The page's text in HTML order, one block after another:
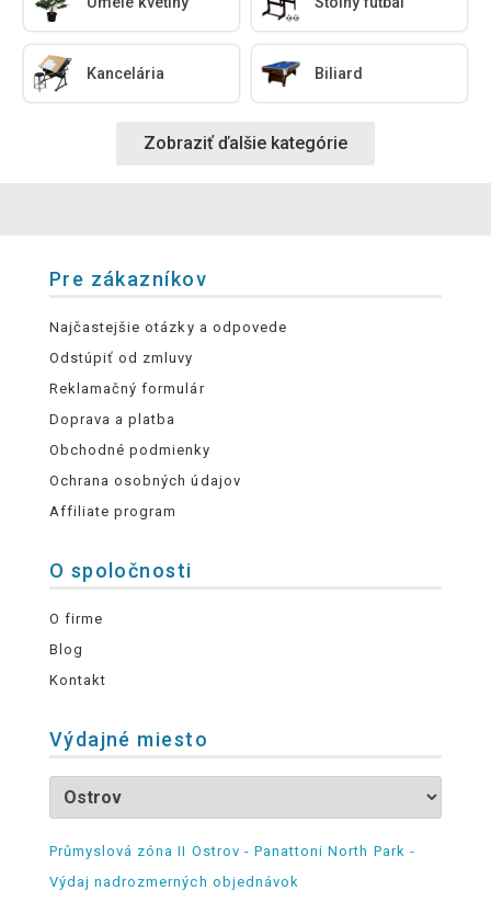
Kancelária Biliard
Zobraziť ďalšie kategórie
Pre zákazníkov
Najčastejšie otázky a odpovede
Odstúpiť od zmluvy
Reklamačný formulár
Doprava a platba
Obchodné podmienky
Ochrana osobných údajov
Affiliate program
O spoločnosti
O firme
Blog
Kontakt
Výdajné miesto
Průmyslová zóna II Ostrov - Panattoni North Park -
Výdaj nadrozmerných objednávok